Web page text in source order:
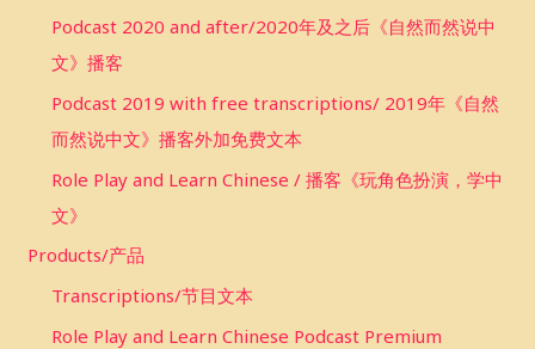
Podcast 2020 and after/2020年及之后《自然而然说中
文》播客
Podcast 2019 with free transcriptions/ 2019年《自然
而然说中文》播客外加免费文本
Role Play and Learn Chinese / 播客《玩角色扮演，学中
文》
Products/产品
Transcriptions/节目文本
Role Play and Learn Chinese Podcast Premium